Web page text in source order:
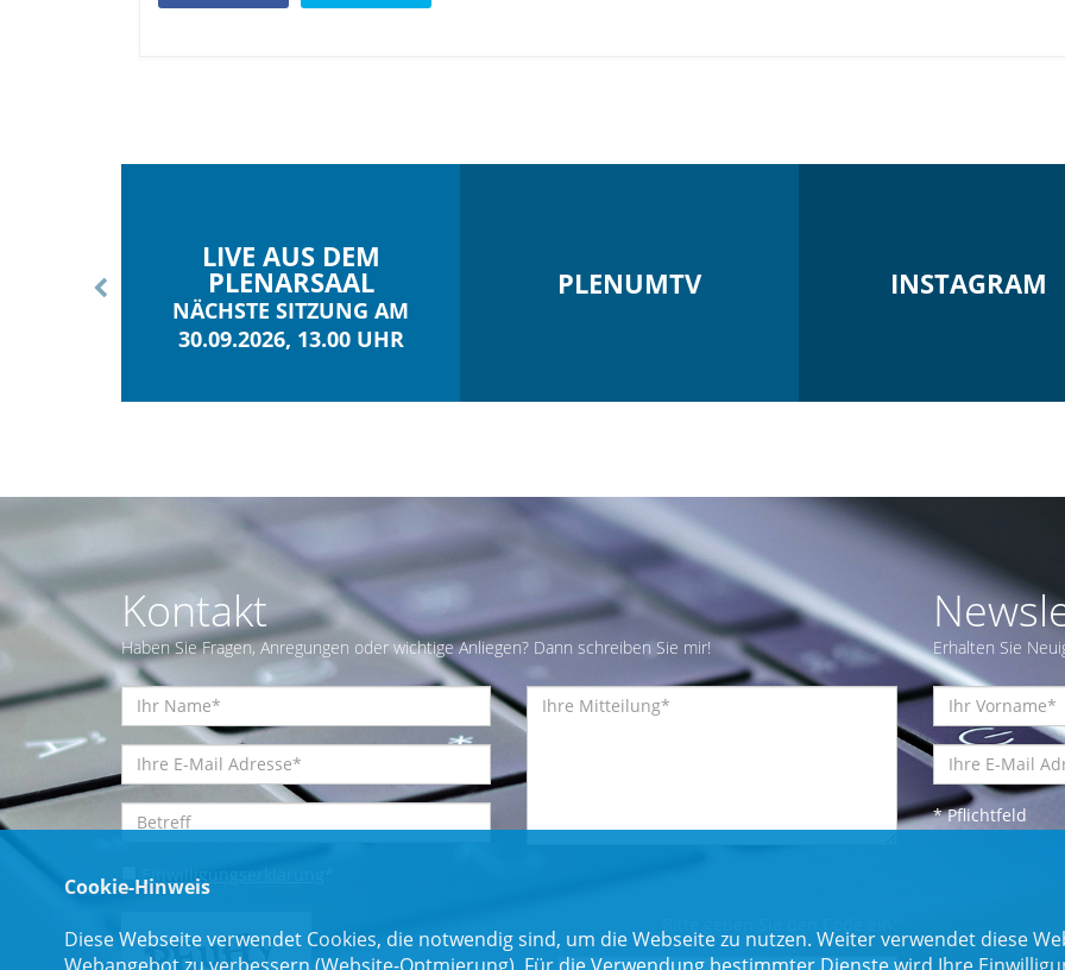
LIVE AUS DEM
PLENARSAAL
NÄCHSTE SITZUNG AM
30.09.2026, 13.00 UHR
PLENUMTV INSTAGRAM
Kontakt
Haben Sie Fragen, Anregungen oder wichtige Anliegen? Dann schreiben Sie mir!
Einwilligungserklärung
Erhalten Sie
* Pflichtfeld
Cookie-Hinweis
Diese Webseite verwendet Cookies, die notwendig sind, um die Webseite zu nutzen. Weiter verwendet diese